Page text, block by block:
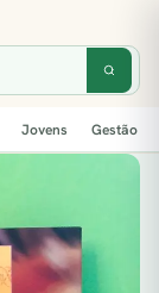
Jovens Gestão